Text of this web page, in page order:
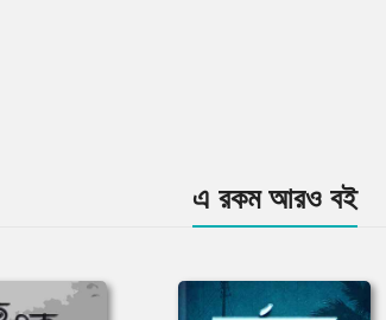
এ রকম আরও বই